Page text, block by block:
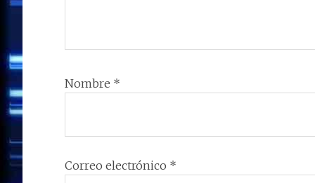
Nombre *
Correo electrónico *